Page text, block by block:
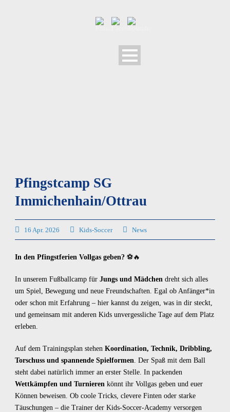
Pfingstcamp SG
Immichenhain/Ottrau
16 Apr. 2026 Kids-Soccer News
In den Pfingstferien Vollgas geben? ⚽🔥
In unserem Fußballcamp für Jungs und Mädchen dreht sich alles
um Spiel, Bewegung und neue Freundschaften. Egal ob Anfänger*in
oder schon mit Erfahrung – hier kannst du zeigen, was in dir steckt,
und gemeinsam mit anderen Kids unvergessliche Tage auf dem Platz
erleben.
Auf dem Trainingsplan stehen Koordination, Technik, Dribbling,
Torschuss und spannende Spielformen. Der Spaß mit dem Ball
steht dabei natürlich immer an erster Stelle. In packenden
Wettkämpfen und Turnieren könnt ihr Vollgas geben und euer
Können beweisen. Ob coole Tricks, clevere Finten oder starke
Täuschungen – die Trainer der Kids-Soccer-Academy versorgen